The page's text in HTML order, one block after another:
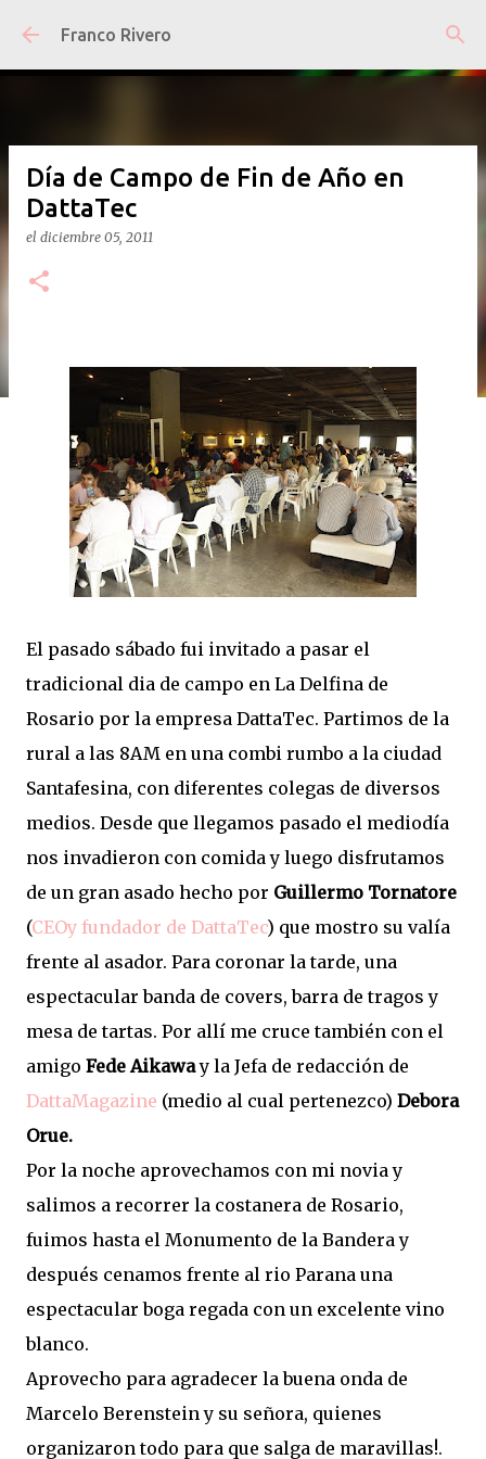
Ir al contenido principal
Franco Rivero
Día de Campo de Fin de Año en
DattaTec
el diciembre 05, 2011
El pasado sábado fui invitado a pasar el
tradicional dia de campo en La Delfina de
Rosario por la empresa DattaTec. Partimos de la
rural a las 8AM en una combi rumbo a la ciudad
Santafesina, con diferentes colegas de diversos
medios. Desde que llegamos pasado el mediodía
nos invadieron con comida y luego disfrutamos
de un gran asado hecho por Guillermo Tornatore
(CEOy fundador de DattaTec) que mostro su valía
frente al asador. Para coronar la tarde, una
espectacular banda de covers, barra de tragos y
mesa de tartas. Por allí me cruce también con el
amigo Fede Aikaway la Jefa de redacción de
DattaMagazine (medio al cual pertenezco) Debora
Orue.
Por la noche aprovechamos con mi novia y
salimos a recorrer la costanera de Rosario,
fuimos hasta el Monumento de la Bandera y
después cenamos frente al rio Parana una
espectacular boga regada con un excelente vino
blanco.
Aprovecho para agradecer la buena onda de
Marcelo Berenstein y su señora, quienes
organizaron todo para que salga de maravillas!.